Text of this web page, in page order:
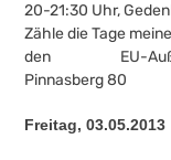
20-21:30 Uhr,
Zähle die Tage
den EU-
Pinnasberg 80
Freitag, 03.05.2013